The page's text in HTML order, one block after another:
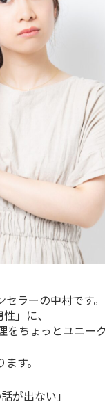
ラーの中村です。
」に、
ちょっとユニー
す。
が出ない」